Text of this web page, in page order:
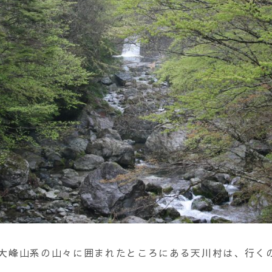
峰山系の山々に囲まれたところにある天川村は、行く